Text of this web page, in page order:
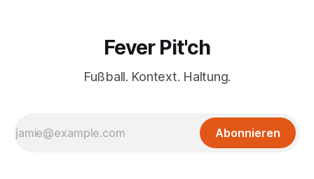
Fever Pit'ch
Fußball. Kontext. Haltung.
Abonnieren